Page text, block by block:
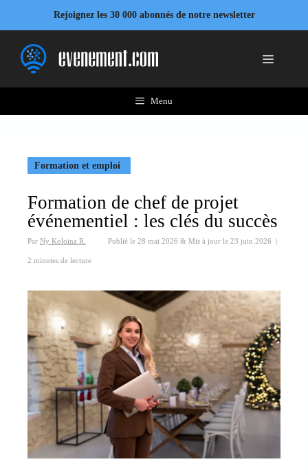
contenu
Rejoignez les 30 000 abonnés de notre newsletter
Menu
Menu
Formation et emploi
Formation de chef de projet
événementiel : les clés du succès
Par Ny Koloina R. Publié le 28 mai 2026 & Mis à jour le 23 juin 2026 |
2 minutes de lecture